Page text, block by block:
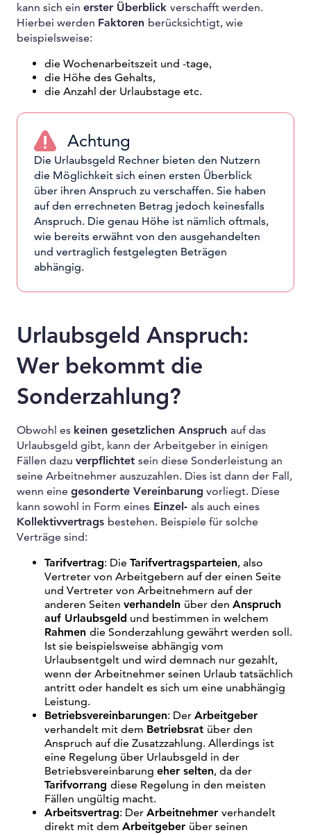
kann sich ein erster Überblick verschafft werden.
Hierbei werden Faktoren berücksichtigt, wie
beispielsweise:
die Wochenarbeitszeit und -tage,
die Höhe des Gehalts,
die Anzahl der Urlaubstage etc.
Achtung
Die Urlaubsgeld Rechner bieten den Nutzern
die Möglichkeit sich einen ersten Überblick
über ihren Anspruch zu verschaffen. Sie haben
auf den errechneten Betrag jedoch keinesfalls
Anspruch. Die genau Höhe ist nämlich oftmals,
wie bereits erwähnt von den ausgehandelten
und vertraglich festgelegten Beträgen
abhängig.
Urlaubsgeld Anspruch:
Wer bekommt die
Sonderzahlung?
Obwohl es keinen gesetzlichen Anspruch auf das
Urlaubsgeld gibt, kann der Arbeitgeber in einigen
Fällen dazu verpflichtet sein diese Sonderleistung an
seine Arbeitnehmer auszuzahlen. Dies ist dann der Fall,
wenn eine gesonderte Vereinbarung vorliegt. Diese
kann sowohl in Form eines Einzel- als auch eines
Kollektivvertrags bestehen. Beispiele für solche
Verträge sind:
Tarifvertrag: Die Tarifvertragsparteien, also
Vertreter von Arbeitgebern auf der einen Seite
und Vertreter von Arbeitnehmern auf der
anderen Seiten verhandeln über den Anspruch
auf Urlaubsgeld und bestimmen in welchem
Rahmen die Sonderzahlung gewährt werden soll.
Ist sie beispielsweise abhängig vom
Urlaubsentgelt und wird demnach nur gezahlt,
wenn der Arbeitnehmer seinen Urlaub tatsächlich
antritt oder handelt es sich um eine unabhängig
Leistung.
Betriebsvereinbarungen: Der Arbeitgeber
verhandelt mit dem Betriebsrat über den
Anspruch auf die Zusatzzahlung. Allerdings ist
eine Regelung über Urlaubsgeld in der
Betriebsvereinbarung eher selten, da der
Tarifvorrang diese Regelung in den meisten
Fällen ungültig macht.
Arbeitsvertrag: Der Arbeitnehmer verhandelt
direkt mit dem Arbeitgeber über seinen